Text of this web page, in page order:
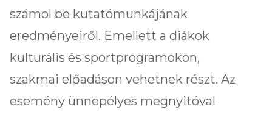
számol be kutatómunkájának
eredményeiről. Emellett a diákok
kulturális és sportprogramokon,
szakmai előadáson vehetnek részt. Az
esemény ünnepélyes megnyitóval